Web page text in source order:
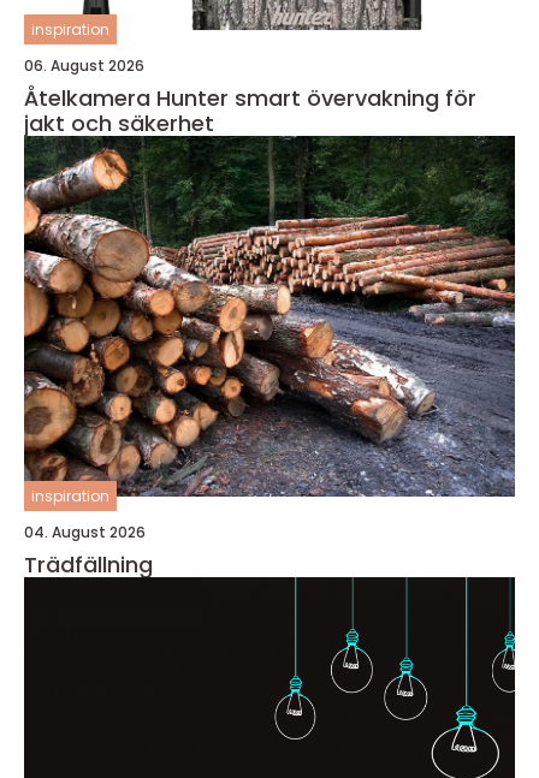
inspiration
06. August 2026
Åtelkamera Hunter smart övervakning för
jakt och säkerhet
inspiration
04. August 2026
Trädfällning